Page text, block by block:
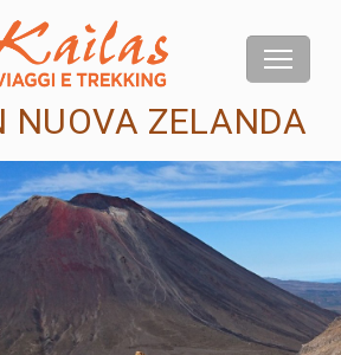
NUOVA ZELANDA